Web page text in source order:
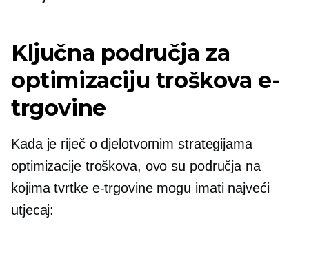
Ključna područja za
optimizaciju troškova e-
trgovine
Kada je riječ o djelotvornim strategijama
optimizacije troškova, ovo su područja na
kojima tvrtke e-trgovine mogu imati najveći
utjecaj: